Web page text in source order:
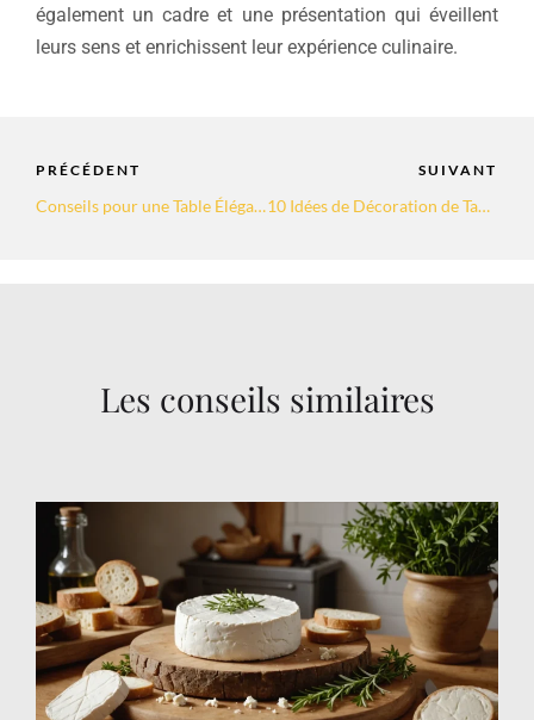
également un cadre et une présentation qui éveillent
leurs sens et enrichissent leur expérience culinaire.
PRÉCÉDENT
Conseils pour une Table Élégante et Raffinée en Gastronomie
SUIVANT
10 Idées de Décoration de Table pour Sublimer Vos Repas Gastronomiques
Les conseils similaires